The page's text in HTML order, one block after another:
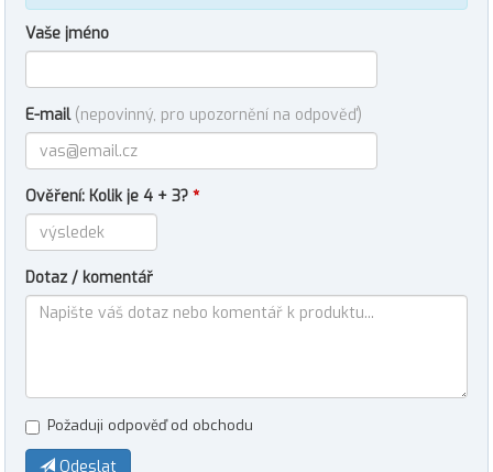
Vaše jméno
E-mail (nepovinný, pro upozornění na odpověď)
Ověření: Kolik je 4 + 3? *
Dotaz / komentář
Požaduji odpověď od obchodu
Odeslat